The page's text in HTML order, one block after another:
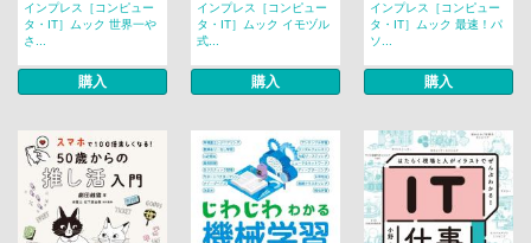
インプレス［コンピュー
タ・IT］ムック 世界一や
さ...
購入
インプレス［コンピュー
タ・IT］ムック イモヅル
式...
購入
インプレス［コンピュー
タ・IT］ムック 最速！パ
ソ...
購入